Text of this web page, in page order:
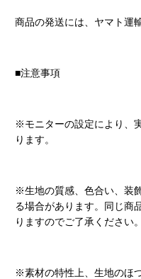
商品の発送には、ヤマト運
■注意事項
※モニターの設定により、
ります。
※生地の質感、色合い、装
る場合があります。同じ商
りますのでご了承ください。
※素材の特性上、生地のほ